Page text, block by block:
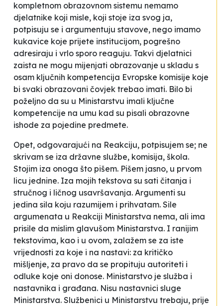
kompletnom obrazovnom sistemu nemamo
djelatnike koji misle, koji stoje iza svog ja,
potpisuju se i argumentuju stavove, nego imamo
kukavice koje prijete institucijom, pogrešno
adresiraju i vrlo sporo reaguju. Takvi djelatnici
zaista ne mogu mijenjati obrazovanje u skladu s
osam ključnih kompetencija Evropske komisije koje
bi svaki obrazovani čovjek trebao imati. Bilo bi
poželjno da su u Ministarstvu imali ključne
kompetencije na umu kad su pisali obrazovne
ishode za pojedine predmete.
Opet, odgovarajući na Reakciju, potpisujem se; ne
skrivam se iza državne službe, komisija, škola.
Stojim iza onoga što pišem. Pišem jasno, u prvom
licu jednine. Iza mojih tekstova su sati čitanja i
stručnog i ličnog usavršavanja. Argumenti su
jedina sila koju razumijem i prihvatam. Sile
argumenata u Reakciji Ministarstva nema, ali ima
prisile da mislim glavušom Ministarstva. I ranijim
tekstovima, kao i u ovom, zalažem se za iste
vrijednosti za koje i na nastavi: za kritičko
mišljenje, za pravo da se propituju autoriteti i
odluke koje oni donose. Ministarstvo je služba i
nastavnika i građana. Nisu nastavnici sluge
Ministarstva. Službenici u Ministarstvu trebaju, prije